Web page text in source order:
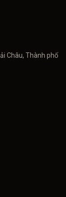
Châu, Thành phố